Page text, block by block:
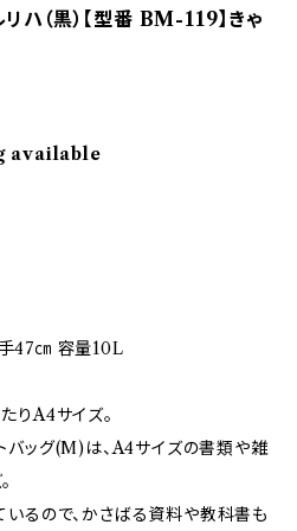
リハ（黒）【型番 BM-119】きゃ
available
47㎝ 容量10L
りA4サイズ。
バッグ(M)は、A4サイズの書類や雑
るので、かさばる資料や教科書も